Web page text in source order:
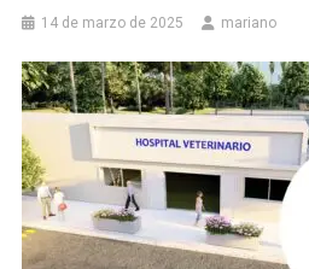
14 de marzo de 2025 mariano